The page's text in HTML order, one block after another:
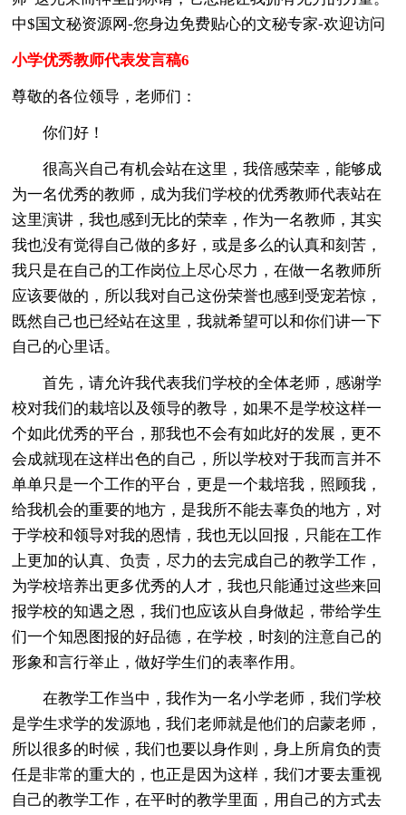
中$国文秘资源网-您身边免费贴心的文秘专家-欢迎访问
小学优秀教师代表发言稿6
尊敬的各位领导，老师们：
你们好！
很高兴自己有机会站在这里，我倍感荣幸，能够成
为一名优秀的教师，成为我们学校的优秀教师代表站在
这里演讲，我也感到无比的荣幸，作为一名教师，其实
我也没有觉得自己做的多好，或是多么的认真和刻苦，
我只是在自己的工作岗位上尽心尽力，在做一名教师所
应该要做的，所以我对自己这份荣誉也感到受宠若惊，
既然自己也已经站在这里，我就希望可以和你们讲一下
自己的心里话。
首先，请允许我代表我们学校的全体老师，感谢学
校对我们的栽培以及领导的教导，如果不是学校这样一
个如此优秀的平台，那我也不会有如此好的发展，更不
会成就现在这样出色的自己，所以学校对于我而言并不
单单只是一个工作的平台，更是一个栽培我，照顾我，
给我机会的重要的地方，是我所不能去辜负的地方，对
于学校和领导对我的恩情，我也无以回报，只能在工作
上更加的认真、负责，尽力的去完成自己的教学工作，
为学校培养出更多优秀的人才，我也只能通过这些来回
报学校的知遇之恩，我们也应该从自身做起，带给学生
们一个知恩图报的好品德，在学校，时刻的注意自己的
形象和言行举止，做好学生们的表率作用。
在教学工作当中，我作为一名小学老师，我们学校
是学生求学的发源地，我们老师就是他们的启蒙老师，
所以很多的时候，我们也要以身作则，身上所肩负的责
任是非常的重大的，也正是因为这样，我们才要去重视
自己的教学工作，在平时的教学里面，用自己的方式去